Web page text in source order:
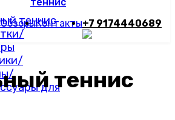
теннис
для
ОбзорыКонтакты+7 9174440689
теннис